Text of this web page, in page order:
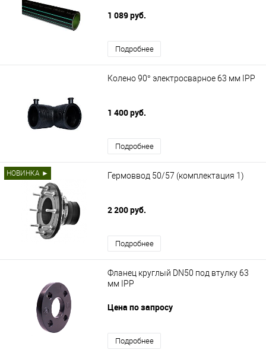
1 089 руб.
Подробнее
Колено 90° электросварное 63 мм IPP
1 400 руб.
Подробнее
НОВИНКА ► Гермоввод 50/57 (комплектация 1)
2 200 руб.
Подробнее
Фланец круглый DN50 под втулку 63
мм IPP
Цена по запросу
Подробнее